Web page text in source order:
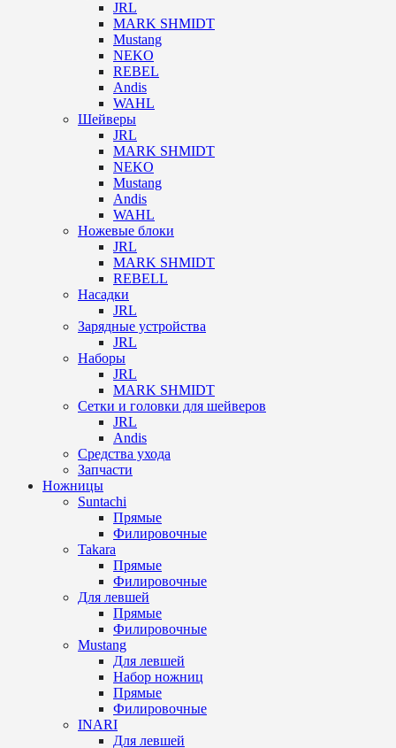
JRL
MARK SHMIDT
Mustang
NEKO
REBEL
Andis
WAHL
Шейверы
JRL
MARK SHMIDT
NEKO
Mustang
Andis
WAHL
Ножевые блоки
JRL
MARK SHMIDT
REBELL
Насадки
JRL
Зарядные устройства
JRL
Наборы
JRL
MARK SHMIDT
Сетки и головки для шейверов
JRL
Andis
Средства ухода
Запчасти
Ножницы
Suntachi
Прямые
Филировочные
Takara
Прямые
Филировочные
Для левшей
Прямые
Филировочные
Mustang
Для левшей
Набор ножниц
Прямые
Филировочные
INARI
Для левшей